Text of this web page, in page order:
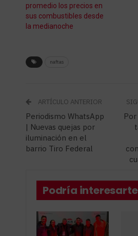
promedio los precios en
sus combustibles desde
la medianoche
naftas
ARTÍCULO ANTERIOR
Periodismo WhatsApp
| Nuevas quejas por
iluminación en el
barrio Tiro Federal
Podría interesarte